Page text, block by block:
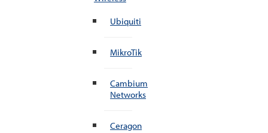
Ubiquiti
MikroTik
Cambium
Networks
Ceragon